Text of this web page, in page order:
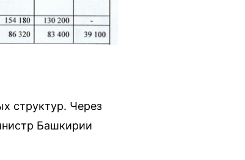
структур. Через
Башкирии